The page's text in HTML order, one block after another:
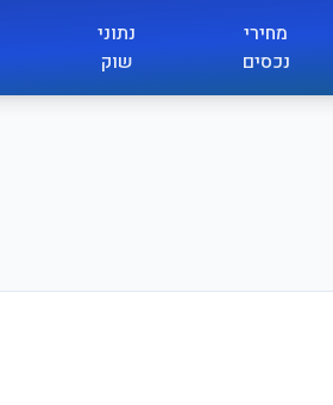
מחירי
נכסים
נתוני
שוק